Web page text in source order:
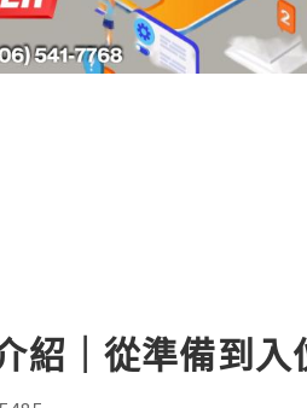
紹｜從準備到